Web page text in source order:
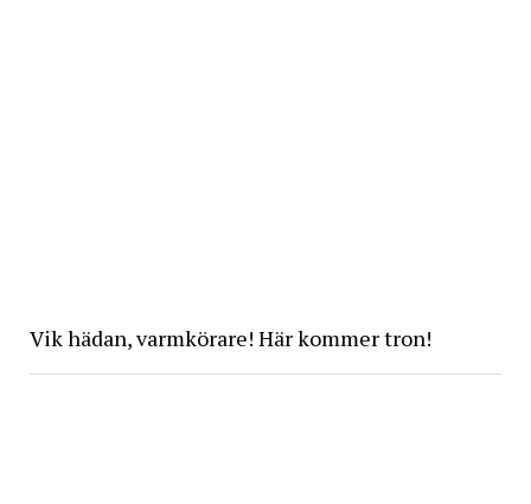
Vik hädan, varmkörare! Här kommer tron!